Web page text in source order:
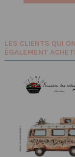
LES CLIENTS QUI
ÉGALEMENT